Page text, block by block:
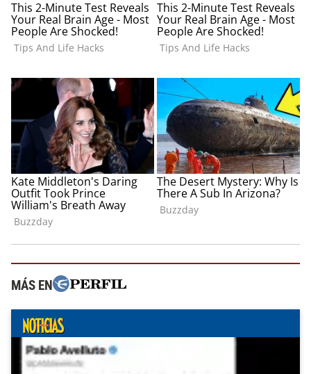
MÁS EN